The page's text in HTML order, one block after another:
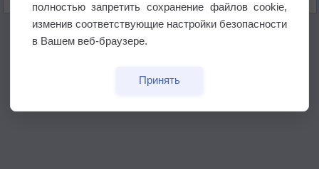
полностью запретить сохранение файлов cookie,
изменив соответствующие настройки безопасности
в Вашем веб-браузере.
Принять